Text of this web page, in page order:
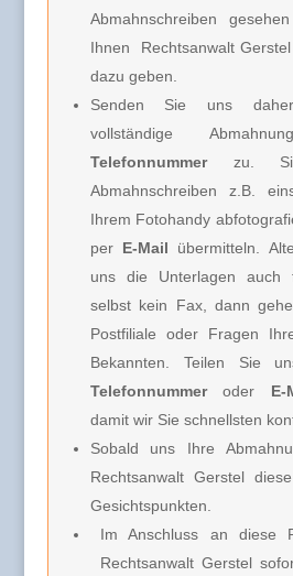
Abmahnschreiben
Ihnen Rechtsanwalt
dazu geben.
Senden Sie uns
vollständige
Telefonnummerzu.
Abmahnschreiben z.B.
Ihrem Fotohandy
per E-Mail übermitteln.
uns die Unterlagen auch
selbst kein Fax, dann
Postfiliale oder Fragen
Bekannten. Teilen Sie
Telefonnummeroder E-
damit wir Sie schnellsten
Sobald uns Ihre
Rechtsanwalt Gerstel
Gesichtspunkten.
Im Anschluss an diese
Rechtsanwalt Gerstel